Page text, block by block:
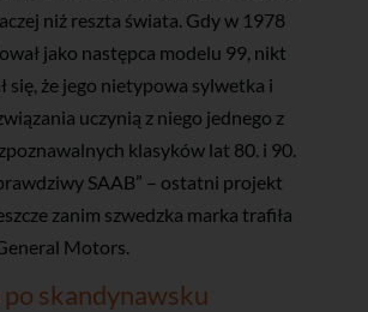
niż reszta świata. Gdy w 1978
jako następca modelu 99, nikt
się, że jego nietypowa sylwetka i
uczynią z niego jednego z
klasyków lat 80. i 90.
SAAB” – ostatni projekt
zanim szwedzka marka trafiła
Motors.
skandynawsku